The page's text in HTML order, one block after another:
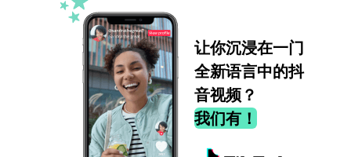
让你沉浸在一门
全新语言中的抖
音视频？
我们有！